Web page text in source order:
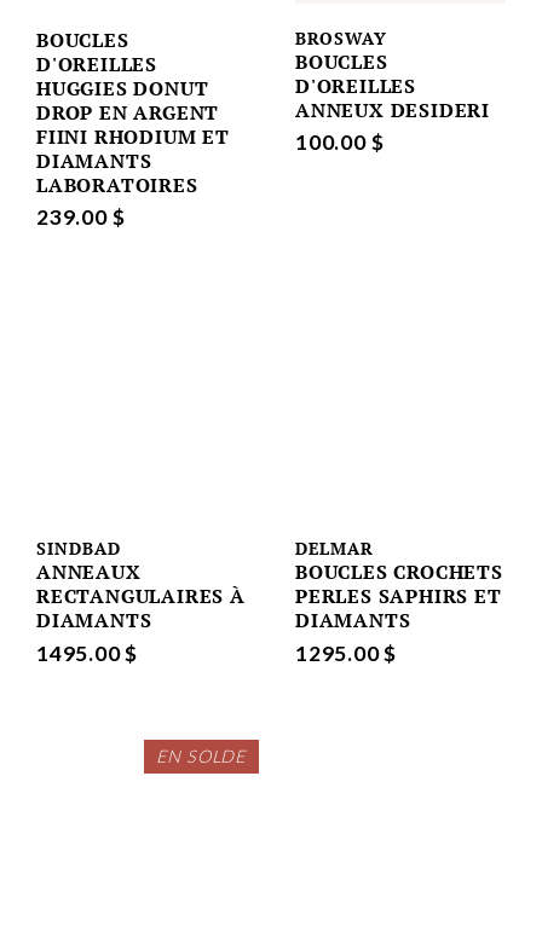
BOUCLES
D'OREILLES
HUGGIES DONUT
DROP EN ARGENT
FIINI RHODIUM ET
DIAMANTS
LABORATOIRES
239.00 $
BROSWAY
BOUCLES
D'OREILLES
ANNEUX DESIDERI
100.00 $
SINDBAD
ANNEAUX
RECTANGULAIRES À
DIAMANTS
1495.00 $
DELMAR
BOUCLES CROCHETS
PERLES SAPHIRS ET
DIAMANTS
1295.00 $
EN SOLDE